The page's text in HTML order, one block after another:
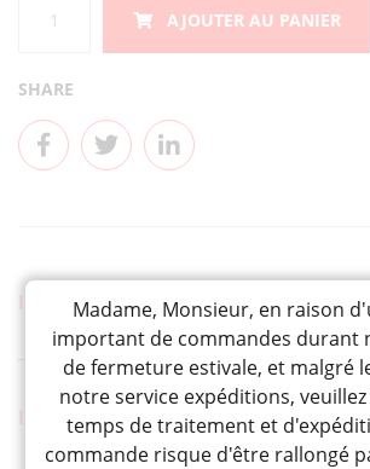
KAKERU
UMEBOSHI
"YUASA
NOEN"
AJOUTER AU PANIER
SHARE
INGRÉDIENTS ET ALLERGÈNES
INFORMATIONS NUTRITIONNELLES
Madame, Monsieur, en raison
important de commandes durant
de fermeture estivale, et malgré
notre service expéditions,
temps de traitement et
commande risque d'être rallongé